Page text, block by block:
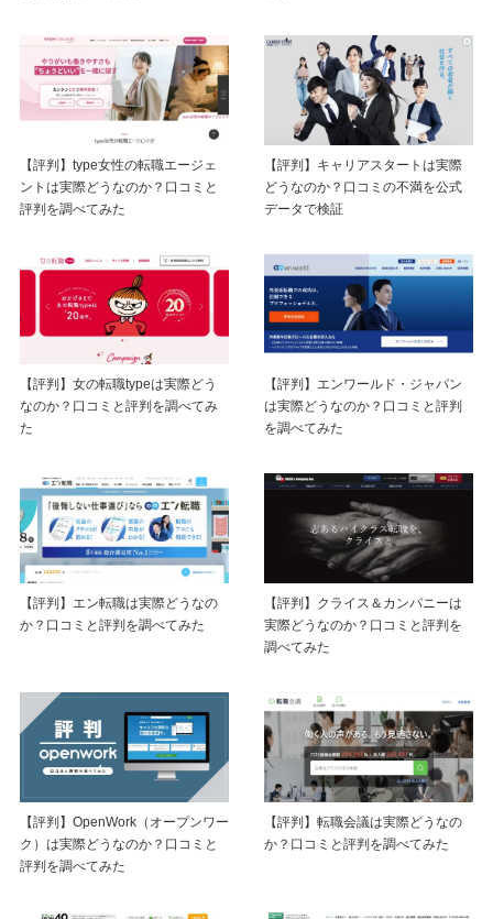
【評判】type女性の転職エージェ
ントは実際どうなのか？口コミと
評判を調べてみた
【評判】キャリアスタートは実際
どうなのか？口コミの不満を公式
データで検証
【評判】女の転職typeは実際どう
なのか？口コミと評判を調べてみ
た
【評判】エンワールド・ジャパン
は実際どうなのか？口コミと評判
を調べてみた
【評判】エン転職は実際どうなの
か？口コミと評判を調べてみた
【評判】クライス＆カンパニーは
実際どうなのか？口コミと評判を
調べてみた
【評判】OpenWork（オープンワー
ク）は実際どうなのか？口コミと
評判を調べてみた
【評判】転職会議は実際どうなの
か？口コミと評判を調べてみた